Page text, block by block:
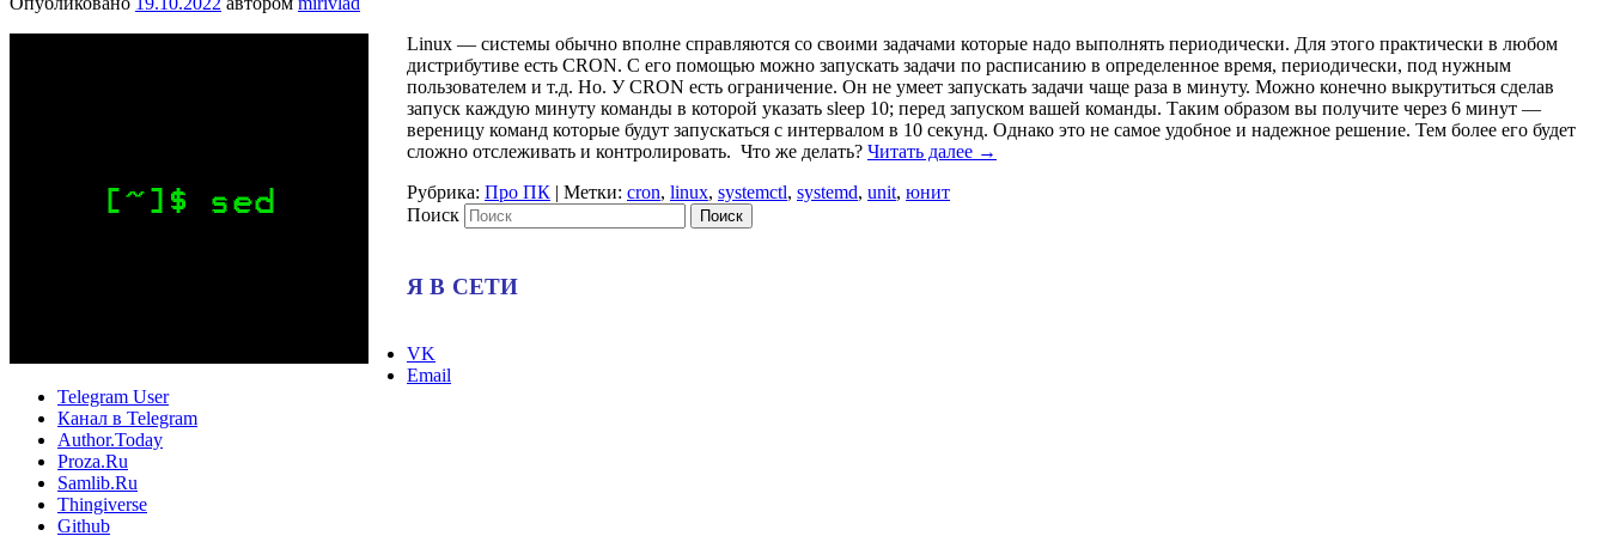
Linux — системы обычно вполне справляются со своими задачами которые надо выполнять периодически. Для этого практически в любом
дистрибутиве есть CRON. С его помощью можно запускать задачи по расписанию в определенное время, периодически, под нужным
пользователем и т.д. Но. У CRON есть ограничение. Он не умеет запускать задачи чаще раза в минуту. Можно конечно выкрутиться сделав
запуск каждую минуту команды в которой указать sleep 10; перед запуском вашей команды. Таким образом вы получите через 6 минут —
вереницу команд которые будут запускаться с интервалом в 10 секунд. Однако это не самое удобное и надежное решение. Тем более его будет
сложно отслеживать и контролировать. Что же делать? Читать далее →
Рубрика: Про ПК | Метки: cron, linux, systemctl, systemd, unit, юнит
Поиск
Я В СЕТИ
VK
Email
Telegram User
Канал в Telegram
Author.Today
Proza.Ru
Samlib.Ru
Thingiverse
Github